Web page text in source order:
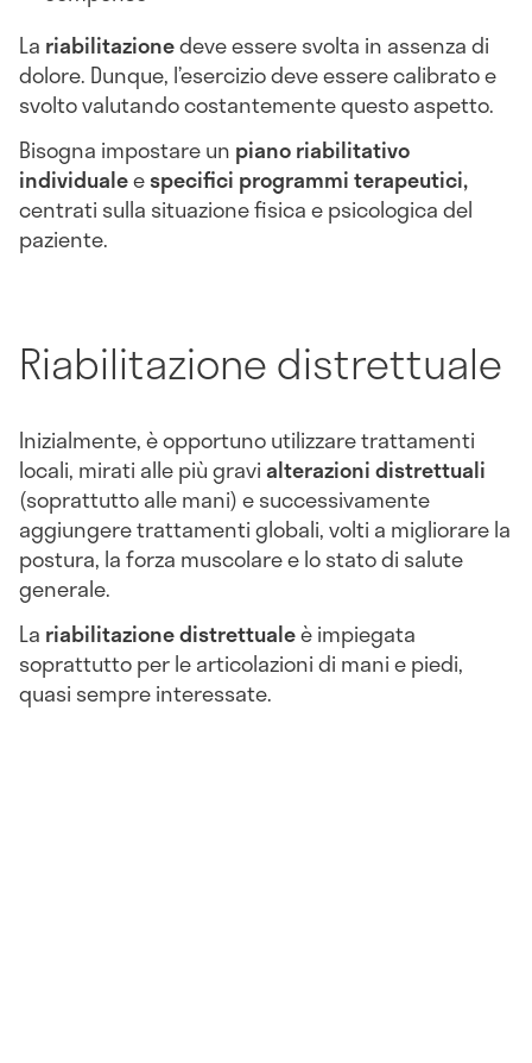
La riabilitazionedeve essere svolta in assenza di
dolore. Dunque, l’esercizio deve essere calibrato e
svolto valutando costantemente questo aspetto.
Bisogna impostare un piano riabilitativo
individualeespecifici programmi terapeutici,
centrati sulla situazione fisica e psicologica del
paziente.
Riabilitazione distrettuale
Inizialmente, è opportuno utilizzare trattamenti
locali, mirati alle più gravialterazioni distrettuali
(soprattutto alle mani) e successivamente
aggiungere trattamenti globali, volti a migliorare la
postura, la forza muscolare e lo stato di salute
generale.
La riabilitazione distrettualeè impiegata
soprattutto per le articolazioni di mani e piedi,
quasi sempre interessate.